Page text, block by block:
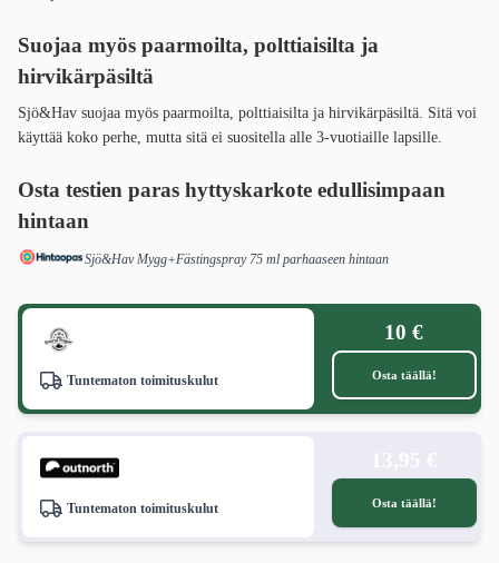
Suojaa myös paarmoilta, polttiaisilta ja
hirvikärpäsiltä
Sjö&Hav suojaa myös paarmoilta, polttiaisilta ja hirvikärpäsiltä. Sitä voi
käyttää koko perhe, mutta sitä ei suositella alle 3-vuotiaille lapsille.
Osta testien paras hyttyskarkote edullisimpaan
hintaan
Sjö&Hav Mygg+Fästingspray 75 ml parhaaseen hintaan
Tuntematon toimituskulut
10 €
Osta täällä!
Tuntematon toimituskulut Osta täällä!